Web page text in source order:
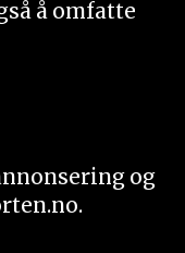
å omfatte
og